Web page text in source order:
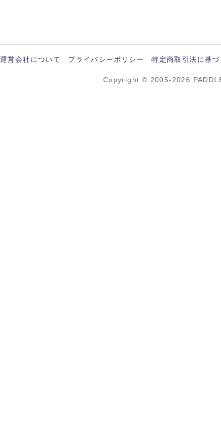
運営会社について プライバシーポリシー 特定商取引法に基
Copyright © 2005-2026